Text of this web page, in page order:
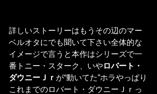
詳しいストーリーはもうその辺のマー
ベルオタにでも聞いて下さい全体的な
イメージで言うと本作はシリーズで一
番トニー・スターク、いやロバート・
ダウニーＪｒ が“動いてた”ホラやっぱり
これまでのロバート・ダウニーＪｒっ